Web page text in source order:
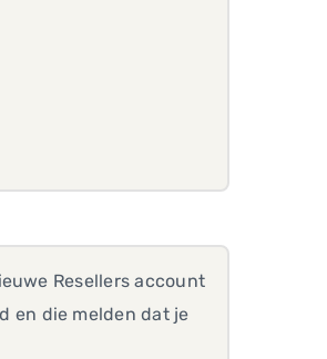
Resellers account
en die melden dat je